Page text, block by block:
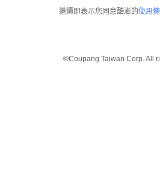
繼續即表示您同意酷澎的使用
©Coupang Taiwan Corp. All